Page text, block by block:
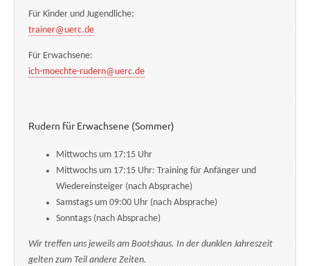
Für Kinder und Jugendliche:
trainer@uerc.de
Für Erwachsene:
ich-moechte-rudern@uerc.de
Rudern für Erwachsene (Sommer)
Mittwochs um 17:15 Uhr
Mittwochs um 17:15 Uhr: Training für Anfänger und
Wiedereinsteiger (nach Absprache)
Samstags um 09:00 Uhr (nach Absprache)
Sonntags (nach Absprache)
Wir treffen uns jeweils am Bootshaus. In der dunklen Jahreszeit
gelten zum Teil andere Zeiten.